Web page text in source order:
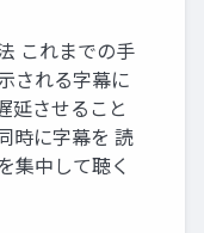
これまでの手
される字幕に
延させること
時に字幕を 読
集中して聴く